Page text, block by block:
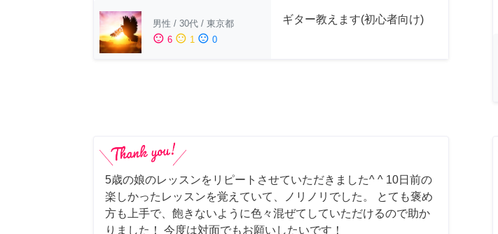
男性 / 30代 / 東京都
sentiment_satisfied 6 sentiment_neutral 1 sentiment_dissatisfied 0
ギター教えます(初心者向け)
5歳の娘のレッスンをリピートさせていただきました^ ^ 10日前の
楽しかったレッスンを覚えていて、ノリノリでした。 とても褒め
方も上手で、飽きないように色々混ぜてしていただけるので助か
りました！ 今度は対面でもお願いしたいです！